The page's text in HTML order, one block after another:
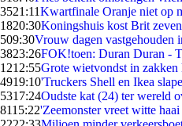
3521:11Kwartfinale Oranje niet op
1820:30Koningshuis kost Brit
509:30Vrouw dagen vastgehouden
3823:26FOK!toen: Duran Duran -
1212:55Grote wietvondst in zakken
4919:10'Truckers Shell en Ikea
5317:24Oudste kat (24) ter wereld
8115:22'Zeemonster vreet witte